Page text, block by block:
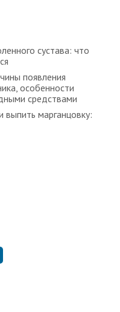
сустава: что
появления
особенности
средствами
выпить марганцовку: